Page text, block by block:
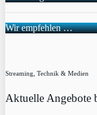
Wir empfehlen …
Streaming, Technik & Medien
Aktuelle Angebote